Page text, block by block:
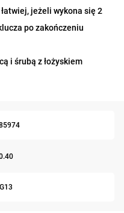
jeżeli wykona się 2
po zakończeniu
i śrubą z łożyskiem